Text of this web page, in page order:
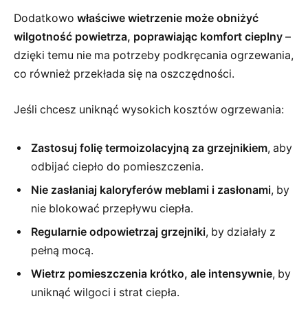
Dodatkowo właściwe wietrzenie może obniżyć
wilgotność powietrza, poprawiając komfort cieplny –
dzięki temu nie ma potrzeby podkręcania ogrzewania,
co również przekłada się na oszczędności.
Jeśli chcesz uniknąć wysokich kosztów ogrzewania:
Zastosuj folię termoizolacyjną za grzejnikiem, aby
odbijać ciepło do pomieszczenia.
Nie zasłaniaj kaloryferów meblami i zasłonami, by
nie blokować przepływu ciepła.
Regularnie odpowietrzaj grzejniki, by działały z
pełną mocą.
Wietrz pomieszczenia krótko, ale intensywnie, by
uniknąć wilgoci i strat ciepła.